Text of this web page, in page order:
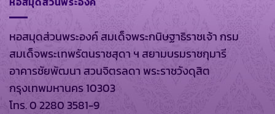
หอสมุดส่วนพระองค์ สมเด็จพระกนิษฐาธิราชเจ้า กรม
สมเด็จพระเทพรัตนราชสุดา ฯ สยามบรมราชกุมารี
อาคารชัยพัฒนา สวนจิตรลดา พระราชวังดุสิต
กรุงเทพมหานคร 10303
โทร. 0 2280 3581-9